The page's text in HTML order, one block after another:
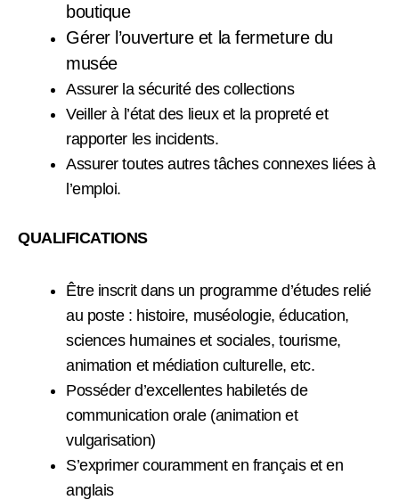
boutique
Gérer l’ouverture et la fermeture du
musée
Assurer la sécurité des collections
Veiller à l’état des lieux et la propreté et
rapporter les incidents.
Assurer toutes autres tâches connexes liées à
l’emploi.
QUALIFICATIONS
Être inscrit dans un programme d’études relié
au poste : histoire, muséologie, éducation,
sciences humaines et sociales, tourisme,
animation et médiation culturelle, etc.
Posséder d’excellentes habiletés de
communication orale (animation et
vulgarisation)
S’exprimer couramment en français et en
anglais